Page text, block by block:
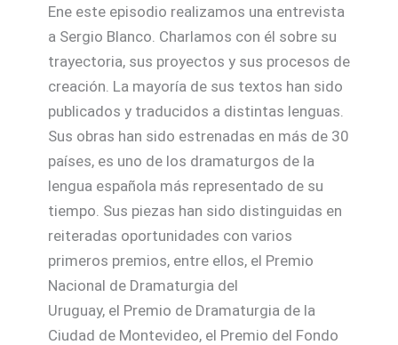
Ene este episodio realizamos una entrevista
a Sergio Blanco. Charlamos con él sobre su
trayectoria, sus proyectos y sus procesos de
creación. La mayoría de sus textos han sido
publicados y traducidos a distintas lenguas.
Sus obras han sido estrenadas en más de 30
países, es uno de los dramaturgos de la
lengua española más representado de su
tiempo. Sus piezas han sido distinguidas en
reiteradas oportunidades con varios
primeros premios, entre ellos, el Premio
Nacional de Dramaturgia del
Uruguay, el Premio de Dramaturgia de la
Ciudad de Montevideo, el Premio del Fondo